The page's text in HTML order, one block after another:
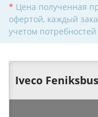
Цена полученная
офертой, каждый
учетом потребностей
Iveco